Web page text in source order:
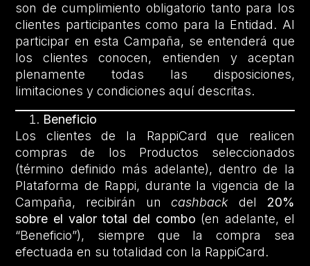
son de cumplimiento obligatorio tanto para los
clientes participantes como para la Entidad. Al
participar en esta Campaña, se entenderá que
los clientes conocen, entienden y aceptan
plenamente todas las disposiciones,
limitaciones y condiciones aquí descritas.
Beneficio
Los clientes de la RappiCard que realicen
compras de los Productos seleccionados
(término definido más adelante), dentro de la
Plataforma de Rappi, durante la vigencia de la
Campaña, recibirán un cashback del 20%
sobre el valor total del combo (en adelante, el
“Beneficio”), siempre que la compra sea
efectuada en su totalidad con la RappiCard.